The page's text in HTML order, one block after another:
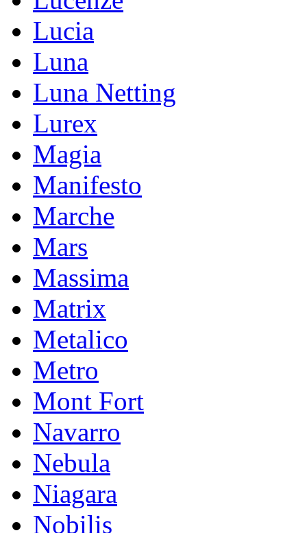
Lucia
Luna
Luna Netting
Lurex
Magia
Manifesto
Marche
Mars
Massima
Matrix
Metalico
Metro
Mont Fort
Navarro
Nebula
Niagara
Nobilis